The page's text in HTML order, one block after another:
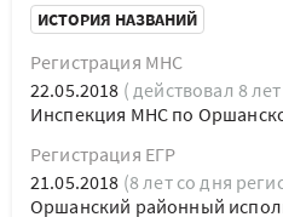
ИСТОРИЯ НАЗВАНИЙ
Регистрация МНС
22.05.2018 ( действовал 8
Инспекция МНС по
Регистрация ЕГР
21.05.2018 (8 лет со дня
Оршанский районный